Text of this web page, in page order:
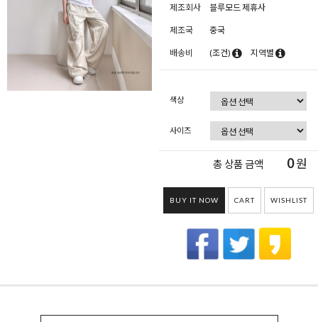
제조회사 블루모드 제휴사
제조국 중국
배송비 (조건) 지역별
색상
사이즈
총 상품 금액 0원
BUY IT NOW CART WISHLIST